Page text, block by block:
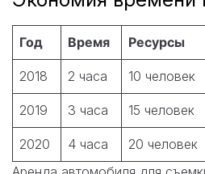
Год Время Ресурсы
2018 2 часа 10 человек
2019 3 часа 15 человек
2020 4 часа 20 человек